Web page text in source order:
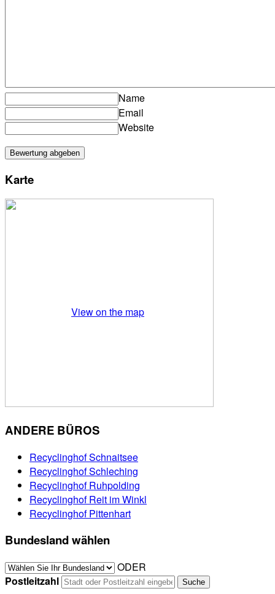
Name
Email
Website
Karte
View on the map
ANDERE BÜROS
Recyclinghof Schnaitsee
Recyclinghof Schleching
Recyclinghof Ruhpolding
Recyclinghof Reit im Winkl
Recyclinghof Pittenhart
Bundesland wählen
ODER
Postleitzahl